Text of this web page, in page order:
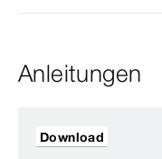
Anleitungen
Download